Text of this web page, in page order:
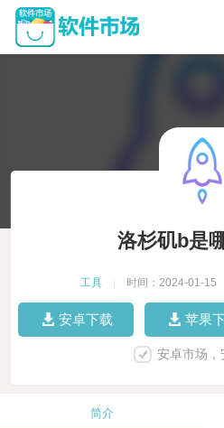
洛杉矶b是
工具 时间：2024-01-15
安卓下载 苹果
安卓市场，
简介